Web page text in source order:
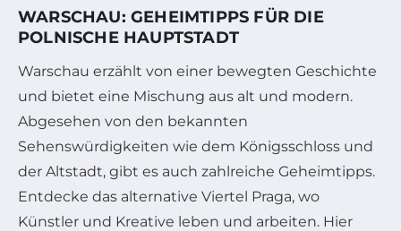
WARSCHAU: GEHEIMTIPPS FÜR DIE
POLNISCHE HAUPTSTADT
Warschau erzählt von einer bewegten Geschichte
und bietet eine Mischung aus alt und modern.
Abgesehen von den bekannten
Sehenswürdigkeiten wie dem Königsschloss und
der Altstadt, gibt es auch zahlreiche Geheimtipps.
Entdecke das alternative Viertel Praga, wo
Künstler und Kreative leben und arbeiten. Hier